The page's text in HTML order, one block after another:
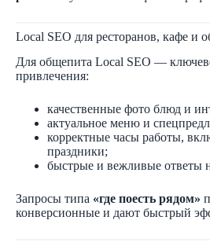
Local SEO для ресторанов, кафе и
Для общепита Local SEO —
привлечения:
качественные фото блюд и
актуальное меню и
корректные часы работы,
праздники;
быстрые и вежливые ответы
Запросы типа «где поесть рядом»
конверсионные и дают быстрый